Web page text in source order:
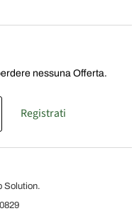
nessuna Offerta.
Registrati
Solution.